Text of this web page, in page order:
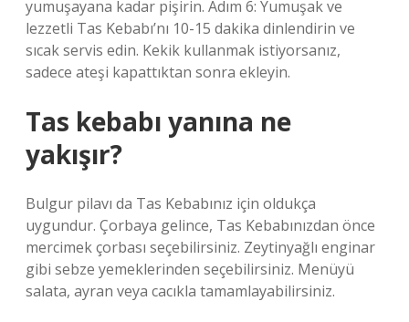
yumuşayana kadar pişirin. Adım 6: Yumuşak ve
lezzetli Tas Kebabı’nı 10-15 dakika dinlendirin ve
sıcak servis edin. Kekik kullanmak istiyorsanız,
sadece ateşi kapattıktan sonra ekleyin.
Tas kebabı yanına ne
yakışır?
Bulgur pilavı da Tas Kebabınız için oldukça
uygundur. Çorbaya gelince, Tas Kebabınızdan önce
mercimek çorbası seçebilirsiniz. Zeytinyağlı enginar
gibi sebze yemeklerinden seçebilirsiniz. Menüyü
salata, ayran veya cacıkla tamamlayabilirsiniz.